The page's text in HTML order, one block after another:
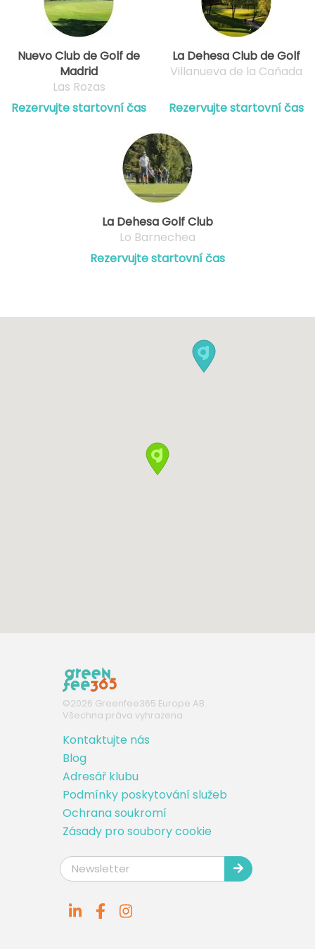
Nuevo Club de Golf de
Madrid
Las Rozas
Rezervujte startovní čas
La Dehesa Club de Golf
Villanueva de la Cañada
Rezervujte startovní čas
La Dehesa Golf Club
Lo Barnechea
Rezervujte startovní čas
©2026 Greenfee365 Europe AB.
Všechna práva vyhrazena
Kontaktujte nás
Blog
Adresář klubu
Podmínky poskytování služeb
Ochrana soukromí
Zásady pro soubory cookie